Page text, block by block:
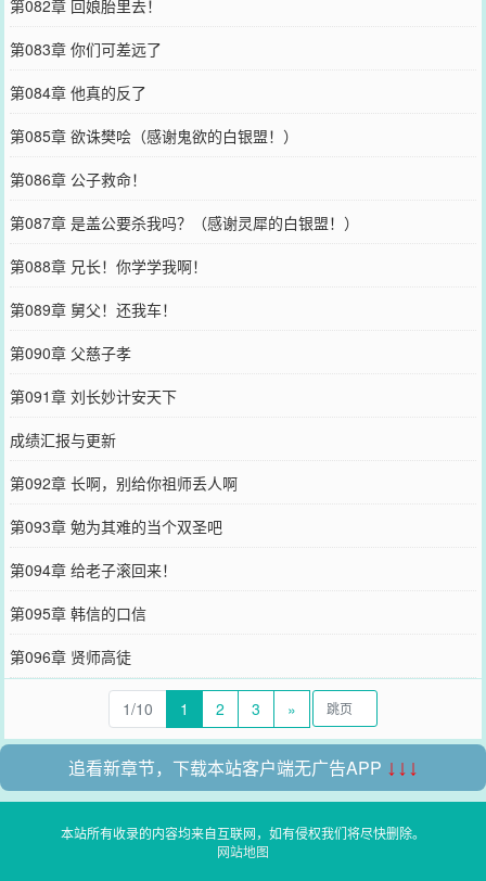
第082章 回娘胎里去！
第083章 你们可差远了
第084章 他真的反了
第085章 欲诛樊哙（感谢鬼欲的白银盟！）
第086章 公子救命！
第087章 是盖公要杀我吗？（感谢灵犀的白银盟！）
第088章 兄长！你学学我啊！
第089章 舅父！还我车！
第090章 父慈子孝
第091章 刘长妙计安天下
成绩汇报与更新
第092章 长啊，别给你祖师丢人啊
第093章 勉为其难的当个双圣吧
第094章 给老子滚回来！
第095章 韩信的口信
第096章 贤师高徒
1/10 1 2 3 »
追看新章节，下载本站客户端无广告APP ↓↓↓
本站所有收录的内容均来自互联网，如有侵权我们将尽快删除。
网站地图